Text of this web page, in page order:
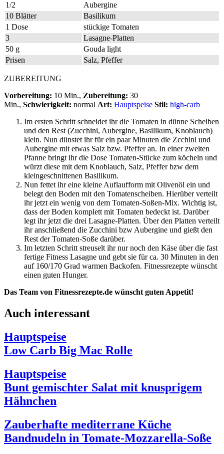
1/2
Aubergine
10 Blätter
Basilikum
1 Dose
stückige Tomaten
3
Lasagne-Platten
50 g
Gouda light
Prisen
Salz, Pfeffer
ZUBEREITUNG
Vorbereitung: 10 Min., Zubereitung: 30
Min., Schwierigkeit: normal Art: Hauptspeise Stil: high-carb
Im ersten Schritt schneidet ihr die Tomaten in dünne Scheiben
und den Rest (Zucchini, Aubergine, Basilikum, Knoblauch)
klein. Nun dünstet ihr für ein paar Minuten die Zcchini und
Aubergine mit etwas Salz bzw. Pfeffer an. In einer zweiten
Pfanne bringt ihr die Dose Tomaten-Stücke zum köcheln und
würzt diese mit dem Knoblauch, Salz, Pfeffer bzw dem
kleingeschnittenen Basilikum.
Nun fettet ihr eine kleine Auflaufform mit Olivenöl ein und
belegt den Boden mit den Tomatenscheiben. Hierüber verteilt
ihr jetzt ein wenig von dem Tomaten-Soßen-Mix. Wichtig ist,
dass der Boden komplett mit Tomaten bedeckt ist. Darüber
legt ihr jetzt die drei Lasagne-Platten. Über den Platten verteilt
ihr anschließend die Zucchini bzw Aubergine und gießt den
Rest der Tomaten-Soße darüber.
Im letzten Schritt streuselt ihr nur noch den Käse über die fast
fertige Fitness Lasagne und gebt sie für ca. 30 Minuten in den
auf 160/170 Grad warmen Backofen. Fitnessrezepte wünscht
einen guten Hunger.
Das Team von Fitnessrezepte.de wünscht guten Appetit!
Auch interessant
Hauptspeise
Low Carb Big Mac Rolle
Hauptspeise
Bunt gemischter Salat mit knusprigem
Hähnchen
Zauberhafte mediterrane Küche
Bandnudeln in Tomate-Mozzarella-Soße